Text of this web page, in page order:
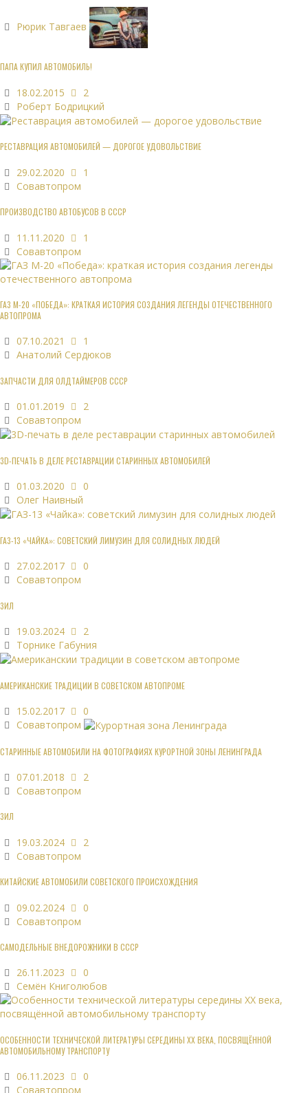
Рюрик Тавгаев
ПАПА КУПИЛ АВТОМОБИЛЬ!
18.02.2015
2
Роберт Бодрицкий
РЕСТАВРАЦИЯ АВТОМОБИЛЕЙ — ДОРОГОЕ УДОВОЛЬСТВИЕ
29.02.2020
1
Совавтопром
ПРОИЗВОДСТВО АВТОБУСОВ В СССР
11.11.2020
1
Совавтопром
ГАЗ М-20 «ПОБЕДА»: КРАТКАЯ ИСТОРИЯ СОЗДАНИЯ ЛЕГЕНДЫ ОТЕЧЕСТВЕННОГО
АВТОПРОМА
07.10.2021
1
Анатолий Сердюков
ЗАПЧАСТИ ДЛЯ ОЛДТАЙМЕРОВ СССР
01.01.2019
2
Совавтопром
3D-ПЕЧАТЬ В ДЕЛЕ РЕСТАВРАЦИИ СТАРИННЫХ АВТОМОБИЛЕЙ
01.03.2020
0
Олег Наивный
ГАЗ-13 «ЧАЙКА»: СОВЕТСКИЙ ЛИМУЗИН ДЛЯ СОЛИДНЫХ ЛЮДЕЙ
27.02.2017
0
Совавтопром
ЗИЛ
19.03.2024
2
Торнике Габуния
АМЕРИКАНСКИЕ ТРАДИЦИИ В СОВЕТСКОМ АВТОПРОМЕ
15.02.2017
0
Совавтопром
СТАРИННЫЕ АВТОМОБИЛИ НА ФОТОГРАФИЯХ КУРОРТНОЙ ЗОНЫ ЛЕНИНГРАДА
07.01.2018
2
Совавтопром
ЗИЛ
19.03.2024
2
Совавтопром
КИТАЙСКИЕ АВТОМОБИЛИ СОВЕТСКОГО ПРОИСХОЖДЕНИЯ
09.02.2024
0
Совавтопром
САМОДЕЛЬНЫЕ ВНЕДОРОЖНИКИ В СССР
26.11.2023
0
Семён Книголюбов
ОСОБЕННОСТИ ТЕХНИЧЕСКОЙ ЛИТЕРАТУРЫ СЕРЕДИНЫ XX ВЕКА, ПОСВЯЩЁННОЙ
АВТОМОБИЛЬНОМУ ТРАНСПОРТУ
06.11.2023
0
Совавтопром